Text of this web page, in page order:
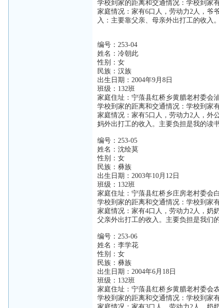
学校到家的距离和交通情况：学校到家
家庭情况：家有6口人，劳动力2人，爷
入：主要靠父亲、母亲外出打工的收入
编号：253-04
姓名：冷朝此
性别：女
民族：汉族
出生日期：2004年9月8日
班级：132班
家庭住址：宁蒗县红桥乡黄腊老村委会
学校到家的距离和交通情况：学校到家
家庭情况：家有5口人，劳动力2人，外
妈外出打工的收入。主要负担是我的读
编号：253-05
姓名：沈绘莫
性别：女
民族：彝族
出生日期：2003年10月12日
班级：132班
家庭住址：宁蒗县红桥乡庄房老村委会
学校到家的距离和交通情况：学校到家
家庭情况：家有4口人，劳动力2人，奶
父亲外出打工的收入。主要负担是我们
编号：253-06
姓名：李学花
性别：女
民族：彝族
出生日期：2004年6月18日
班级：132班
家庭住址：宁蒗县红桥乡黄腊老村委会
学校到家的距离和交通情况：学校到家